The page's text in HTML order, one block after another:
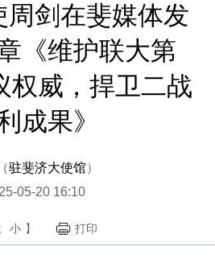
周剑在斐媒体发
《维护联大第
权威，捍卫二战
成果》
驻斐济大使馆）
05-20 16:10
小 】 打印